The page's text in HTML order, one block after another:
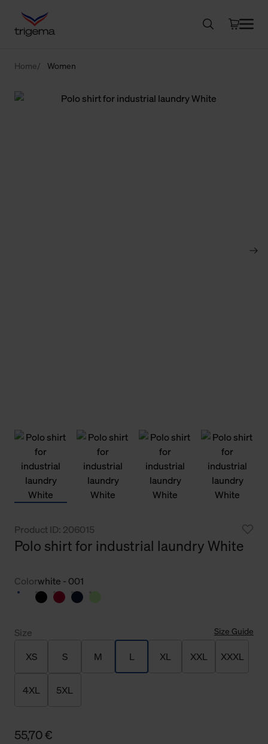
Home Women
Product ID: 206015
Polo shirt for industrial laundry White
Colorwhite - 001
Size Size Guide
XS S M L XL XXL XXXL
4XL 5XL
55,70 €